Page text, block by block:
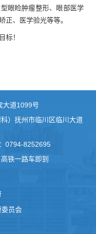
眼睑肿瘤整形、眼部医学
正、医学验光等等。
标！
大道1099号
）抚州市临川区临川大道
0794-8252695
铁一路车即到
员会